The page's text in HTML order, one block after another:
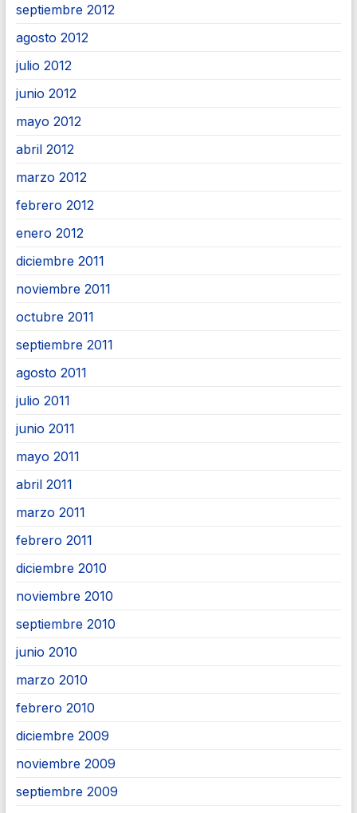
septiembre 2012
agosto 2012
julio 2012
junio 2012
mayo 2012
abril 2012
marzo 2012
febrero 2012
enero 2012
diciembre 2011
noviembre 2011
octubre 2011
septiembre 2011
agosto 2011
julio 2011
junio 2011
mayo 2011
abril 2011
marzo 2011
febrero 2011
diciembre 2010
noviembre 2010
septiembre 2010
junio 2010
marzo 2010
febrero 2010
diciembre 2009
noviembre 2009
septiembre 2009